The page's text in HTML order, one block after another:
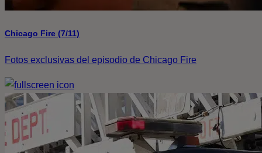
Chicago Fire (7/11)
Fotos exclusivas del episodio de Chicago Fire